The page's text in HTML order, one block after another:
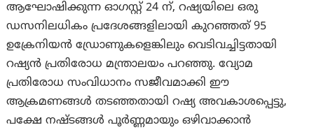
ആഘോഷിക്കുന്ന ഓഗസ്റ്റ് 24 ന്, റഷ്യയിലെ ഒരു
ഡസനിലധികം പ്രദേശങ്ങളിലായി കുറഞ്ഞത് 95
ഉക്രേനിയൻ ഡ്രോണുകളെങ്കിലും വെടിവച്ചിട്ടതായി
റഷ്യൻ പ്രതിരോധ മന്ത്രാലയം പറഞ്ഞു. വ്യോമ
പ്രതിരോധ സംവിധാനം സജീവമാക്കി ഈ
ആക്രമണങ്ങൾ തടഞ്ഞതായി റഷ്യ അവകാശപ്പെട്ടു,
പക്ഷേ നഷ്ടങ്ങൾ പൂർണ്ണമായും ഒഴിവാക്കാൻ